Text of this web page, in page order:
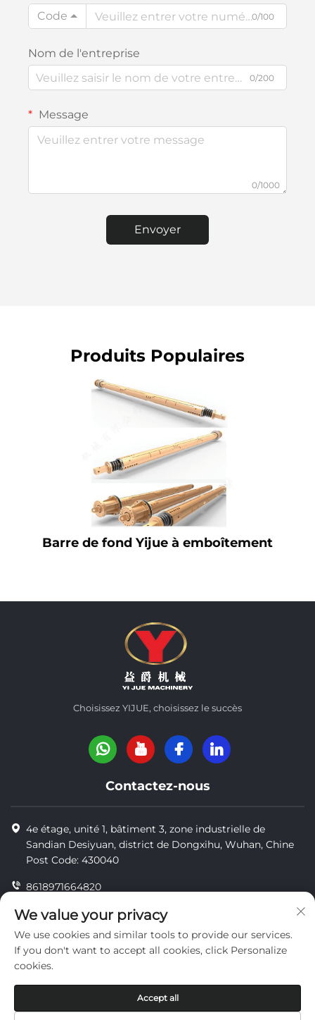
Code
0/100
Nom de l'entreprise
0/200
Message
0/1000
Envoyer
Produits Populaires
Barre de fond Yijue à emboîtement
Choisissez YIJUE, choisissez le succès
Contactez-nous
4e étage, unité 1, bâtiment 3, zone industrielle de
Sandian Desiyuan, district de Dongxihu, Wuhan, Chine
Post Code: 430040
8618971664820
8618971664820
[email protected]
confidentialité
We value your privacy
We use cookies and similar tools to provide our services.
If you don't want to accept all cookies, click Personalize
cookies.
Accept all